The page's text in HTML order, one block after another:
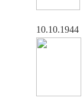
10.10.1944